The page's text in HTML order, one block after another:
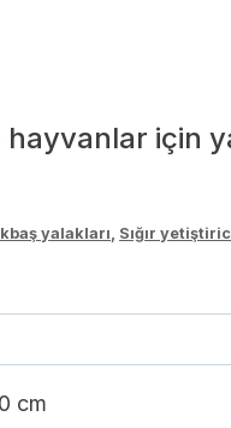
hayvanlar için
yalakları, Sığır
cm